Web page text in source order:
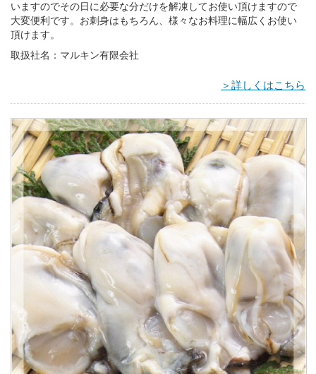
いますのでその日に必要な分だけを解凍してお使い頂けますので
大変便利です。お刺身はもちろん、様々なお料理に幅広くお使い
頂けます。
取扱社名：マルキン有限会社
＞詳しくはこちら